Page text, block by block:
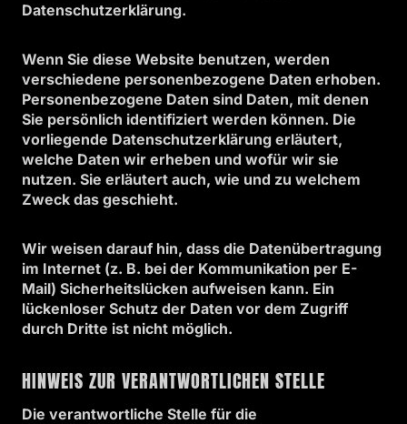
Datenschutzerklärung.
Wenn Sie diese Website benutzen, werden
verschiedene personenbezogene Daten erhoben.
Personenbezogene Daten sind Daten, mit denen
Sie persönlich identifiziert werden können. Die
vorliegende Datenschutzerklärung erläutert,
welche Daten wir erheben und wofür wir sie
nutzen. Sie erläutert auch, wie und zu welchem
Zweck das geschieht.
Wir weisen darauf hin, dass die Datenübertragung
im Internet (z. B. bei der Kommunikation per E-
Mail) Sicherheitslücken aufweisen kann. Ein
lückenloser Schutz der Daten vor dem Zugriff
durch Dritte ist nicht möglich.
HINWEIS ZUR VERANTWORTLICHEN STELLE
Die verantwortliche Stelle für die